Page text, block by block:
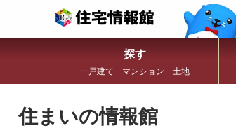
探す
一戸建て マンション 土地
住まいの情報館